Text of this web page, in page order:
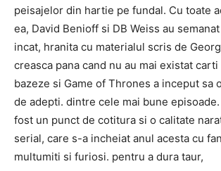
peisajelor din hartie pe fundal. Cu toate
ea, David Benioff si DB Weiss au
incat, hranita cu materialul scris de
creasca pana cand nu au mai existat carti
bazeze si Game of Thrones a inceput sa
de adepti. dintre cele mai bune episoade.
fost un punct de cotitura si o calitate
serial, care s-a incheiat anul acesta cu
multumiti si furiosi. pentru a dura taur,